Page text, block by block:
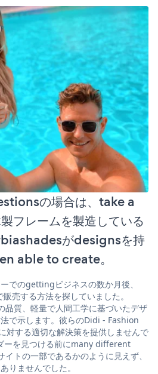
の場合は、take a
フレームを製造している
がdesignsを持
able to create。
でのgettingビジネスの数か月後、
売する方法を探していました。
質、軽量で人間工学に基づいたデザ
で示します。彼らのDidi - Fashion
対する適切な解決策を提供しませんで
ーを見つける前にmany different
トの一部であるかのように見えず、
りませんでした。